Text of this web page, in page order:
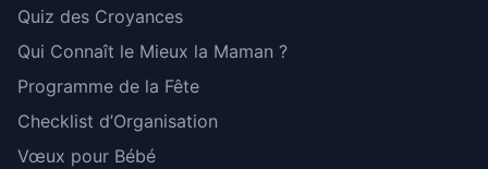
Quiz des Croyances
Qui Connaît le Mieux la Maman ?
Programme de la Fête
Checklist d’Organisation
Vœux pour Bébé